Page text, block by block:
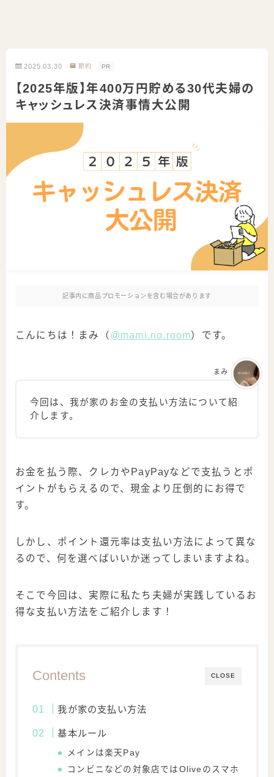
2025.03.30 節約 PR
【2025年版】年400万円貯める30代夫婦の
キャッシュレス決済事情大公開
記事内に商品プロモーションを含む場合があります
こんにちは！まみ（ @mami.no.room）です。
今回は、我が家のお金の支払い方法について紹
介します。
まみ
お金を払う際、クレカやPayPayなどで支払うとポ
イントがもらえるので、現金より圧倒的にお得で
す。
しかし、ポイント還元率は支払い方法によって異な
るので、何を選べばいいか迷ってしまいますよね。
そこで今回は、実際に私たち夫婦が実践しているお
得な支払い方法をご紹介します！
CLOSE
Contents
我が家の支払い方法
基本ルール
メインは楽天Pay
コンビニなどの対象店ではOliveのスマホ